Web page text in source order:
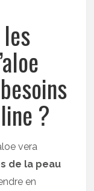
?
vera
de la peau
en